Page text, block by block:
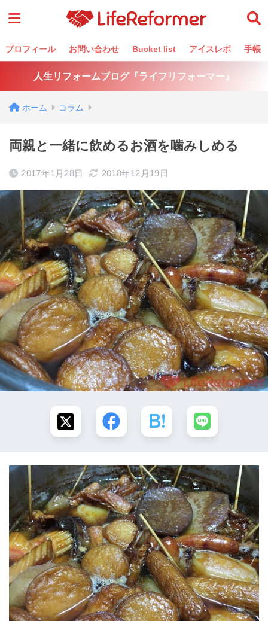
プロフィール お問い合わせ Bucket list アイスレポ 手帳
人生リフォームブログ『ライフリフォーマー』
ホーム コラム
両親と一緒に飲めるお酒を噛みしめる
2017年1月28日 2018年12月19日